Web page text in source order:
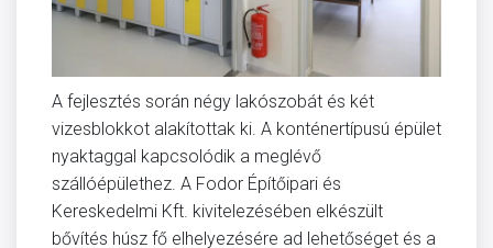
A fejlesztés során négy lakószobát és két
vizesblokkot alakítottak ki. A konténertípusú épület
nyaktaggal kapcsolódik a meglévő
szállóépülethez. A Fodor Építőipari és
Kereskedelmi Kft. kivitelezésében elkészült
bővítés húsz fő elhelyezésére ad lehetőséget és a